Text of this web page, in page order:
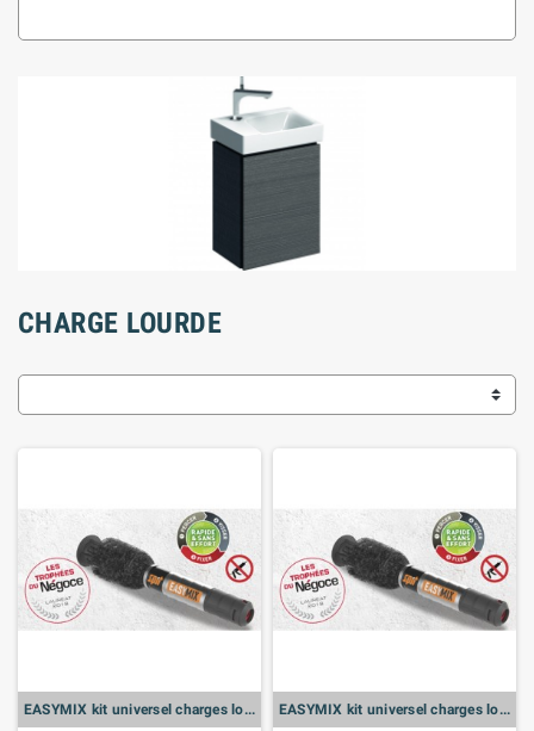
CHARGE LOURDE
EASYMIX kit universel charges lourdes M8 EASYMIX kit universel charges lourdes M10